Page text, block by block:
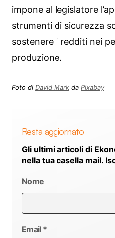
impone al legislatore
strumenti di sicurezza
sostenere i redditi nei
produzione.
Foto di David Mark da Pixabay
Resta aggiornato
Gli ultimi articoli di
nella tua casella mail.
Nome
Email *